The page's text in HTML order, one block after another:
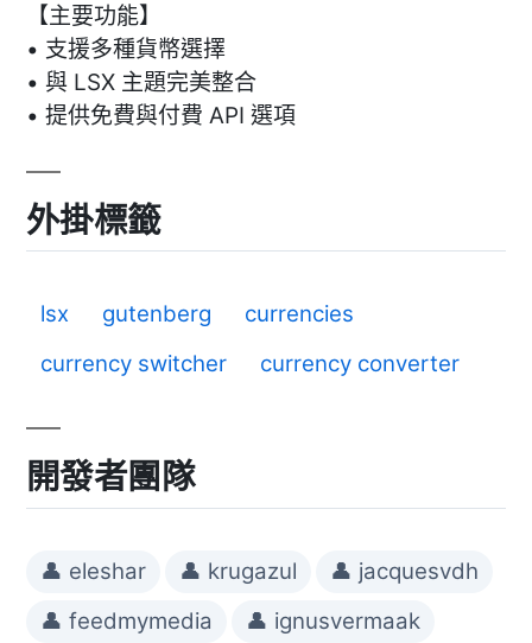
【主要功能】
• 支援多種貨幣選擇
• 與 LSX 主題完美整合
• 提供免費與付費 API 選項
外掛標籤
lsx gutenberg
currencies
currency switcher
currency converter
開發者團隊
👤 eleshar 👤 krugazul
👤 jacquesvdh
👤 feedmymedia
👤 ignusvermaak